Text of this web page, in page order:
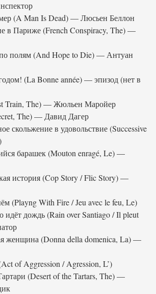
(A Man Is Dead) — Люсьен Беллон
в Париже (French Conspiracy, The) —
полям (And Hope to Die) — Антуан
(La Bonne année) — эпизод (нет в
Train, The) — Жюльен Маройер
The) — Давид Дагер
скольжение в удовольствие (Successive
барашек (Mouton enragé, Le) —
история (Cop Story / Flic Story) —
(Playng With Fire / Jeu avec le feu, Le)
дождь (Rain over Santiago / Il pleut
женщина (Donna della domenica, La) —
of Aggression / Agression, L’)
(Desert of the Tartars, The) —